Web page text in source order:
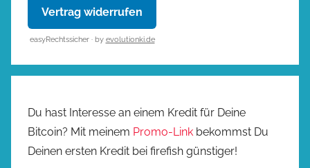
Vertrag widerrufen
easyRechtssicher · by evolutionki.de
Du hast Interesse an einem Kredit für Deine
Bitcoin? Mit meinem Promo-Link bekommst Du
Deinen ersten Kredit bei firefish günstiger!